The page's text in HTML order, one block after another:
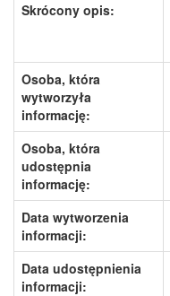
Skrócony opis:
Osoba, która
wytworzyła
informację:
Osoba, która
udostępnia
informację:
Data wytworzenia
informacji:
Data udostępnienia
informacji: